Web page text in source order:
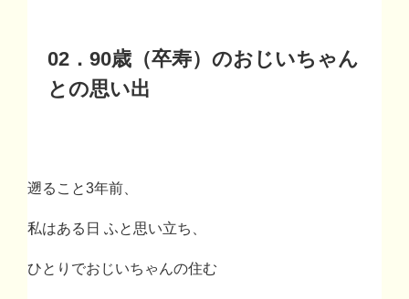
02 ．90歳（卒寿）のおじいちゃん
との思い出
遡ること3年前、
私はある日 ふと思い立ち、
ひとりでおじいちゃんの住む